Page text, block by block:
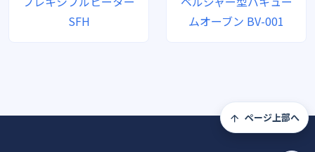
SFH
ムオーブン BV-001
ページ上部へ